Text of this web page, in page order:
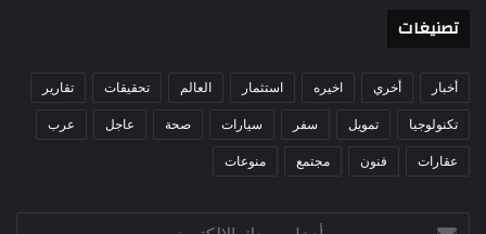
تصنيغات
أخبار أخري اخيره استثمار العالم تحقيقات تقارير
تكنولوجيا تمويل سفر سيارات صحة عاجل عرب
عقارات فنون مجتمع منوعات